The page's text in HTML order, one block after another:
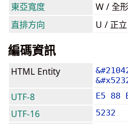
東亞寬度
W / 全形
直排方向 U / 正立
編碼資訊
HTML Entity
UTF-8 E5 88
UTF-16 5232